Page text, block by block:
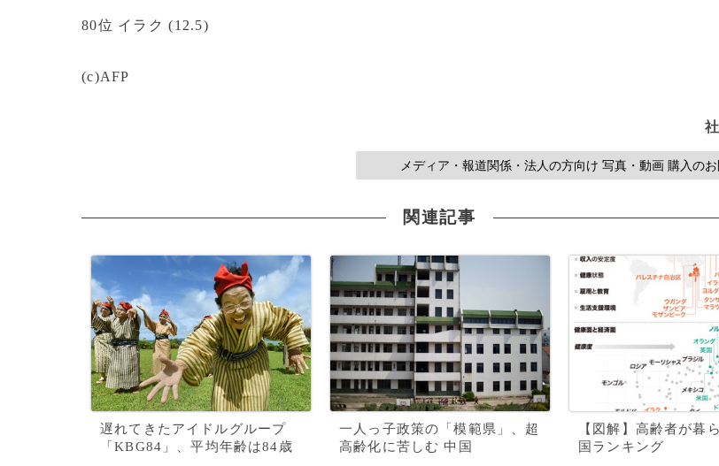
80位 イラク (12.5)
(c)AFP
メディア・報道関係・法人の方向け 写真・動画 購入の
関連記事
遅れてきたアイドルグループ
「KBG84」、平均年齢は84歳
一人っ子政策の「模範県」、超
高齢化に苦しむ 中国
【図解】高齢者が暮
国ランキング